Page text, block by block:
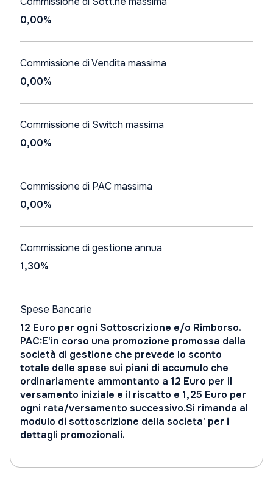
0,00%
Commissione di Vendita massima
0,00%
Commissione di Switch massima
0,00%
Commissione di PAC massima
0,00%
Commissione di gestione annua
1,30%
Spese Bancarie
12 Euro per ogni Sottoscrizione e/o Rimborso.
PAC:E'in corso una promozione promossa dalla
società di gestione che prevede lo sconto
totale delle spese sui piani di accumulo che
ordinariamente ammontanto a 12 Euro per il
versamento iniziale e il riscatto e 1,25 Euro per
ogni rata/versamento successivo.Si rimanda al
modulo di sottoscrizione della societa' per i
dettagli promozionali.